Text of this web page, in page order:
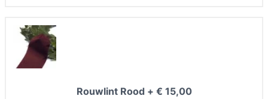
Rouwlint Rood+ € 15,00